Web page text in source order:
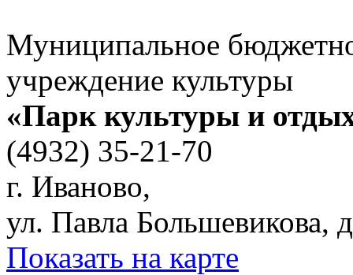
Муниципальное
учреждение культуры
«Парк культуры и
(4932) 35-21-70
г. Иваново,
ул. Павла Большевикова,
Показать на карте